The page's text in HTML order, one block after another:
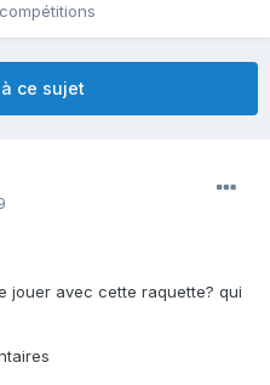
ce sujet
jouer avec cette raquette? qui